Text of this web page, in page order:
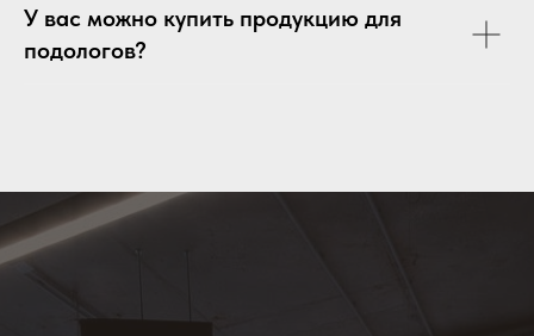
У вас можно купить продукцию для
подологов?